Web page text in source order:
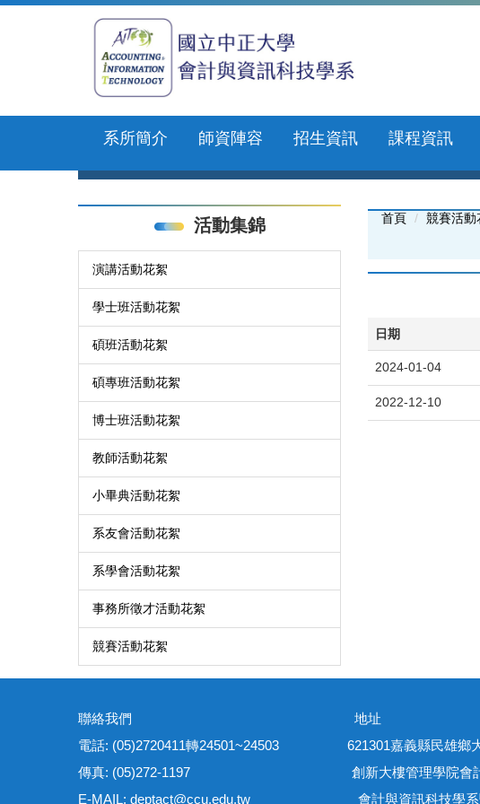
系所簡介 師資陣容 招生資訊 課程資訊
活動集錦
演講活動花絮
學士班活動花絮
碩班活動花絮
碩專班活動花絮
博士班活動花絮
教師活動花絮
小畢典活動花絮
系友會活動花絮
系學會活動花絮
事務所徵才活動花絮
競賽活動花絮
首頁 競賽活動
日期
2024-01-04
2022-12-10
聯絡我們 地址
電話: (05)2720411轉24501~24503 621301嘉義縣民雄鄉
傳真: (05)272-1197 創新大樓管理學院會計與資訊
E-MAIL: deptact@ccu.edu.tw 會計與資訊科技學